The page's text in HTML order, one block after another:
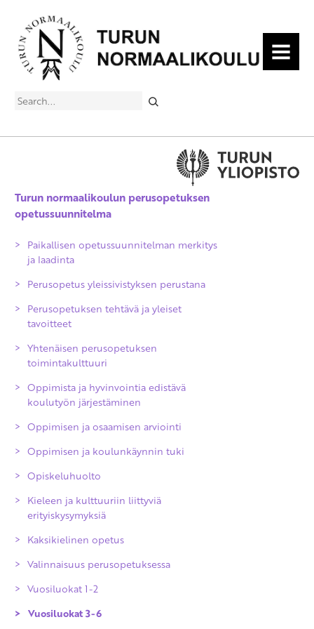
MENU
Search
Turun normaalikoulun perusopetuksen
opetussuunnitelma
Paikallisen opetussuunnitelman merkitys
ja laadinta
Perusopetus yleissivistyksen perustana
Perusopetuksen tehtävä ja yleiset
tavoitteet
Yhtenäisen perusopetuksen
toimintakulttuuri
Oppimista ja hyvinvointia edistävä
koulutyön järjestäminen
Oppimisen ja osaamisen arviointi
Arvioinnin yleiset periaatteet
Oppimisen ja osaamisen arviointi
Opinnoissa eteneminen
perusopetuksen aikana
Kuudennen luokan kevään arviointi
Perusopetuksen päättöarviointi
Poissaolojen vaikutukset arviointiin
Arvioinnin uusiminen ja oikaisu
Oppimisen ja koulunkäynnin tuki
Opiskeluhuolto
Kieleen ja kulttuuriin liittyviä
erityiskysymyksiä
Kaksikielinen opetus
Valinnaisuus perusopetuksessa
Vuosiluokat 1-2
Äidinkieli ja kirjallisuus 1-2
Vuosiluokat 3-6